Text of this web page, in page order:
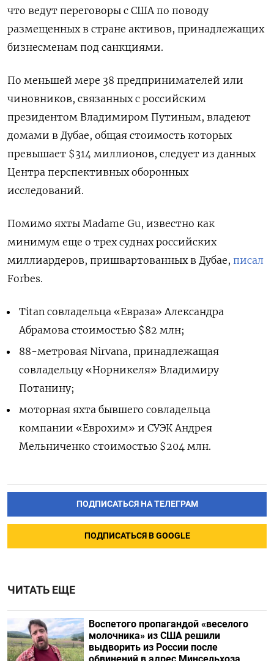
что ведут переговоры с США по поводу
размещенных в стране активов, принадлежащих
бизнесменам под санкциями.
По меньшей мере 38 предпринимателей или
чиновников, связанных с российским
президентом Владимиром Путиным, владеют
домами в Дубае, общая стоимость которых
превышает $314 миллионов, следует из данных
Центра перспективных оборонных
исследований.
Помимо яхты Madame Gu, известно как
минимум еще о трех суднах российских
миллиардеров, пришвартованных в Дубае, писал
Forbes.
Titan совладельца «Евраза» Александра
Абрамова стоимостью $82 млн;
88-метровая Nirvana, принадлежащая
совладельцу «Норникеля» Владимиру
Потанину;
моторная яхта бывшего совладельца
компании «Еврохим» и СУЭК Андрея
Мельниченко стоимостью $204 млн.
ПОДПИСАТЬСЯ НА ТЕЛЕГРАМ
ПОДПИСАТЬСЯ В GOOGLE
ЧИТАТЬ ЕЩЕ
Воспетого пропагандой «веселого
молочника» из США решили
выдворить из России после
обвинений в адрес Минсельхоза